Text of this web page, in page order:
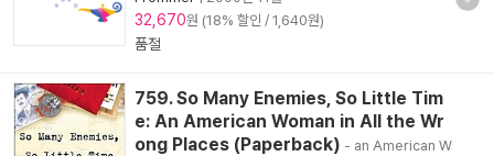
32,670원 (18% 할인 / 1,640원)
품절
759. So Many Enemies, So Little Tim
e: An American Woman in All the Wr
ong Places (Paperback) - an American W